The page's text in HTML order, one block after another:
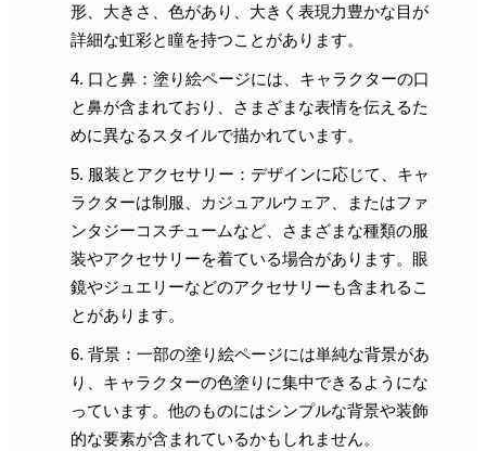
形、大きさ、色があり、大きく表現力豊かな目が
詳細な虹彩と瞳を持つことがあります。
口と鼻：塗り絵ページには、キャラクターの口
と鼻が含まれており、さまざまな表情を伝えるた
めに異なるスタイルで描かれています。
服装とアクセサリー：デザインに応じて、キャ
ラクターは制服、カジュアルウェア、またはファ
ンタジーコスチュームなど、さまざまな種類の服
装やアクセサリーを着ている場合があります。眼
鏡やジュエリーなどのアクセサリーも含まれるこ
とがあります。
背景：一部の塗り絵ページには単純な背景があ
り、キャラクターの色塗りに集中できるようにな
っています。他のものにはシンプルな背景や装飾
的な要素が含まれているかもしれません。